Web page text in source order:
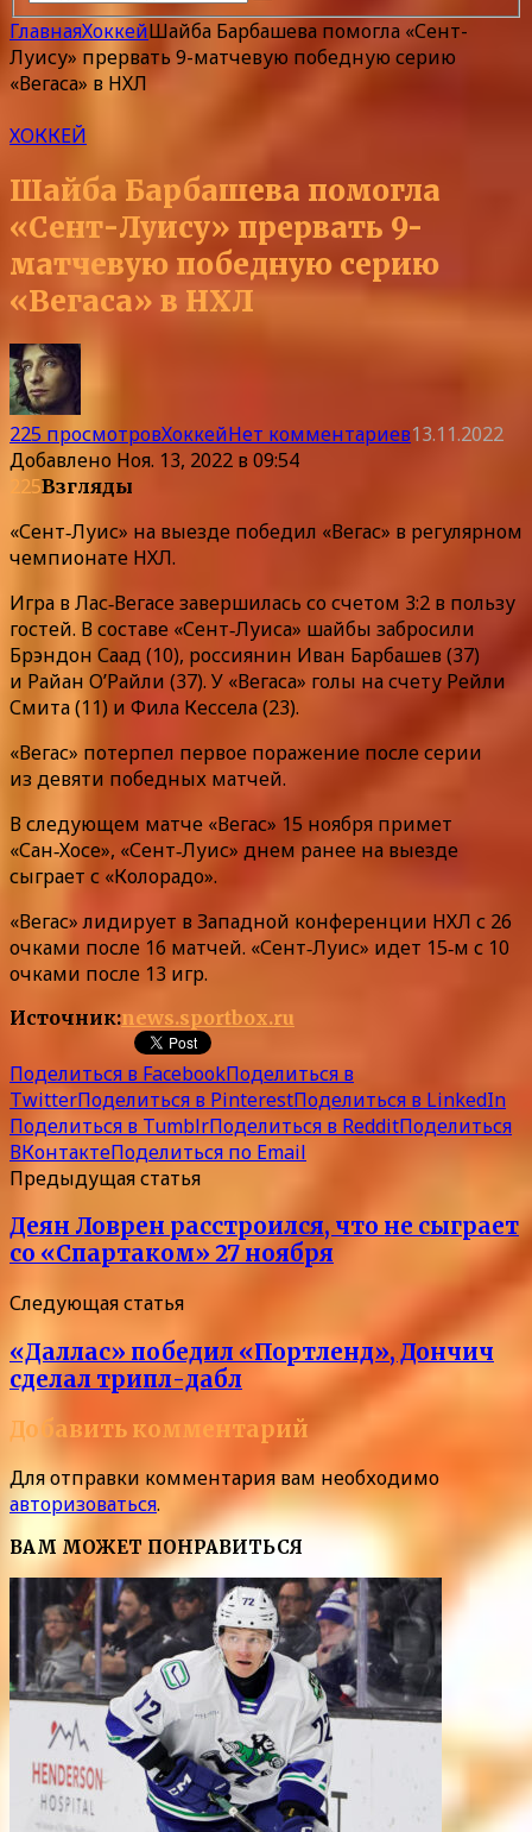
ГлавнаяХоккейШайба Барбашева помогла «Сент-
Луису» прервать 9-матчевую победную серию
«Вегаса» в НХЛ
ХОККЕЙ
Шайба Барбашева помогла
«Сент-Луису» прервать 9-
матчевую победную серию
«Вегаса» в НХЛ
225 просмотровХоккейНет комментариев13.11.2022
Добавлено Ноя. 13, 2022 в 09:54
225Взгляды
«Сент‑Луис» на выезде победил «Вегас» в регулярном
чемпионате НХЛ.
Игра в Лас‑Вегасе завершилась со счетом 3:2 в пользу
гостей. В составе «Сент‑Луиса» шайбы забросили
Брэндон Саад (10), россиянин Иван Барбашев (37)
и Райан О’Райли (37). У «Вегаса» голы на счету Рейли
Смита (11) и Фила Кессела (23).
«Вегас» потерпел первое поражение после серии
из девяти победных матчей.
В следующем матче «Вегас» 15 ноября примет
«Сан‑Хосе», «Сент‑Луис» днем ранее на выезде
сыграет с «Колорадо».
«Вегас» лидирует в Западной конференции НХЛ с 26
очками после 16 матчей. «Сент‑Луис» идет 15‑м с 10
очками после 13 игр.
Источник:news.sportbox.ru
Поделиться в FacebookПоделиться в
TwitterПоделиться в PinterestПоделиться в LinkedIn
Поделиться в TumblrПоделиться в RedditПоделиться
ВКонтактеПоделиться по Email
Предыдущая статья
Деян Ловрен расстроился, что не сыграет
со «Спартаком» 27 ноября
Следующая статья
«Даллас» победил «Портленд», Дончич
сделал трипл-дабл
Добавить комментарий
Для отправки комментария вам необходимо
авторизоваться.
ВАМ МОЖЕТ ПОНРАВИТЬСЯ